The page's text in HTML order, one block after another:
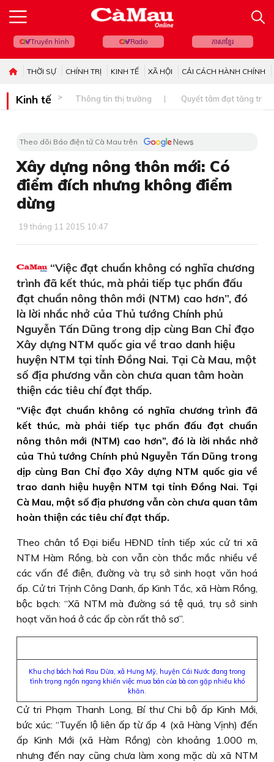
Truyền hình Radio ភាសាខ្មែរ
THỜI SỰ CHÍNH TRỊ KINH TẾ XÃ HỘI CẢI CÁCH HÀNH CHÍNH
Kinh tế Thông tin thị trường Quyết tâm đạt tăng
Theo dõi Báo điện tử Cà Mau trên
Xây dựng nông thôn mới: Có
điểm đích nhưng không điểm
dừng
19 tháng 11 2015 10:47
“Việc đạt chuẩn không có nghĩa chương
trình đã kết thúc, mà phải tiếp tục phấn đấu
đạt chuẩn nông thôn mới (NTM) cao hơn”, đó
là lời nhắc nhở của Thủ tướng Chính phủ
Nguyễn Tấn Dũng trong dịp cùng Ban Chỉ đạo
Xây dựng NTM quốc gia về trao danh hiệu
huyện NTM tại tỉnh Đồng Nai. Tại Cà Mau, một
số địa phương vẫn còn chưa quan tâm hoàn
thiện các tiêu chí đạt thấp.
“Việc đạt chuẩn không có nghĩa chương trình đã
kết thúc, mà phải tiếp tục phấn đấu đạt chuẩn
nông thôn mới (NTM) cao hơn”, đó là lời nhắc nhở
của Thủ tướng Chính phủ Nguyễn Tấn Dũng trong
dịp cùng Ban Chỉ đạo Xây dựng NTM quốc gia về
trao danh hiệu huyện NTM tại tỉnh Đồng Nai. Tại
Cà Mau, một số địa phương vẫn còn chưa quan tâm
hoàn thiện các tiêu chí đạt thấp.
Theo chân tổ Ðại biểu HÐND tỉnh tiếp xúc cử tri xã
NTM Hàm Rồng, bà con vẫn còn thắc mắc nhiều về
các vấn đề điện, đường và trụ sở sinh hoạt văn hoá
ấp. Cử tri Trịnh Công Danh, ấp Kinh Tắc, xã Hàm Rồng,
bộc bạch: “Xã NTM mà đường sá tệ quá, trụ sở sinh
hoạt văn hoá ở các ấp còn rất thô sơ”.
Khu chợ bách hoá Rau Dừa, xã Hưng Mỹ, huyện Cái Nước đang trong
tình trạng ngổn ngang khiến việc mua bán của bà con gặp nhiều khó
khăn.
Cử tri Phạm Thanh Long, Bí thư Chi bộ ấp Kinh Mới,
bức xúc: “Tuyến lộ liên ấp từ ấp 4 (xã Hàng Vịnh) đến
ấp Kinh Mới (xã Hàm Rồng) còn khoảng 1.000 m,
nhưng đến nay cũng chưa làm xong mặc dù xã NTM